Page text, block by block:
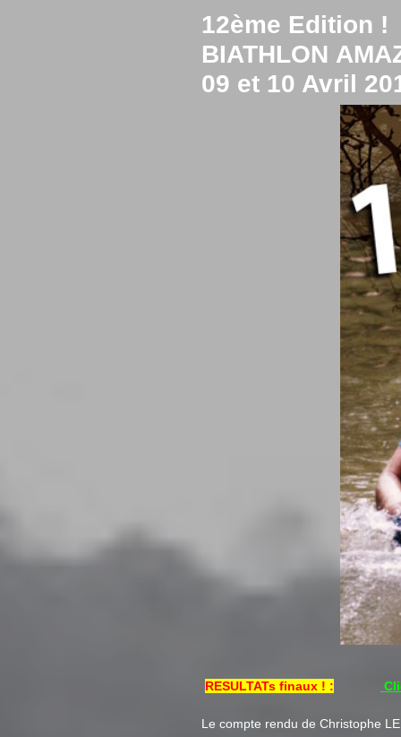
12ème Edition !
BIATHLON
09 et 10 Avril
RESULTATs finaux ! :
Le compte rendu de Christophe